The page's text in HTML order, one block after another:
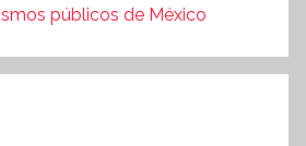
públicos de México